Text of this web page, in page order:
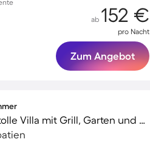
ab 152 €
pro Nacht
Zum Angebot
Familienfreundliche tolle Villa mit Grill, Garten und privatem Pool | Ideal für Homeoffice